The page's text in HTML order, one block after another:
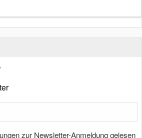
zur Newsletter-Anmeldung gelesen